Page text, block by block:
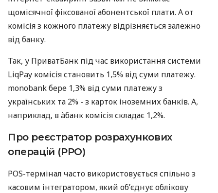
щомісячної фіксованої абонентської плати. А от
комісія з кожного платежу відрізняється залежно
від банку.
Так, у ПриватБанк під час використання системи
LiqPay комісія становить 1,5% від суми платежу.
monobank бере 1,3% від суми платежу з
українських та 2% - з карток іноземних банків. А,
наприклад, в àбанк комісія складає 1,2%.
Про реєстратор розрахункових
операцій (РРО)
POS-термінал часто використовується спільно з
касовим інтегратором, який об’єднує облікову